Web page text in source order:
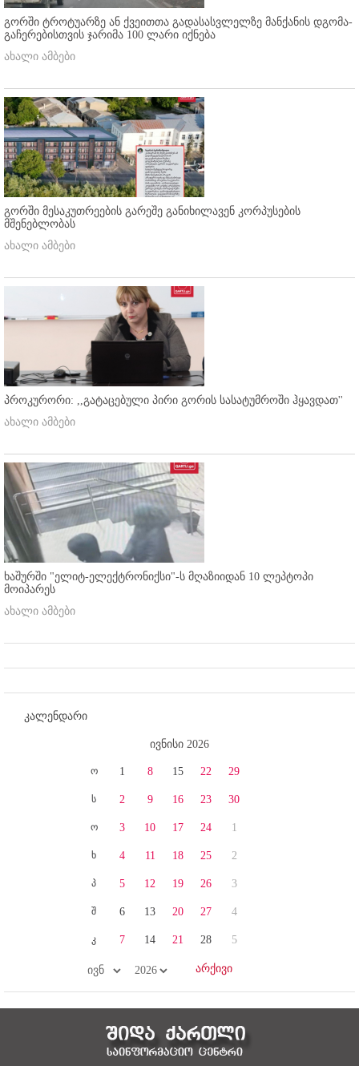
გორში ტროტუარზე ან ქვეითთა გადასასვლელზე მანქანის დგომა-
გაჩერებისთვის ჯარიმა 100 ლარი იქნება
ახალი ამბები
გორში მესაკუთრეების გარეშე განიხილავენ კორპუსების
მშენებლობას
ახალი ამბები
პროკურორი: ,,გატაცებული პირი გორის სასატუმროში ჰყავდათ''
ახალი ამბები
ხაშურში "ელიტ-ელექტრონიქსი"-ს მღაზიიდან 10 ლეპტოპი
მოიპარეს
ახალი ამბები
კალენდარი
ივნისი 2026
ო
ს
ო
ხ
პ
შ
კ
1
2
3
4
5
6
7
8
9
10
11
12
13
14
15
16
17
18
19
20
21
22
23
24
25
26
27
28
29
30
1
2
3
4
5